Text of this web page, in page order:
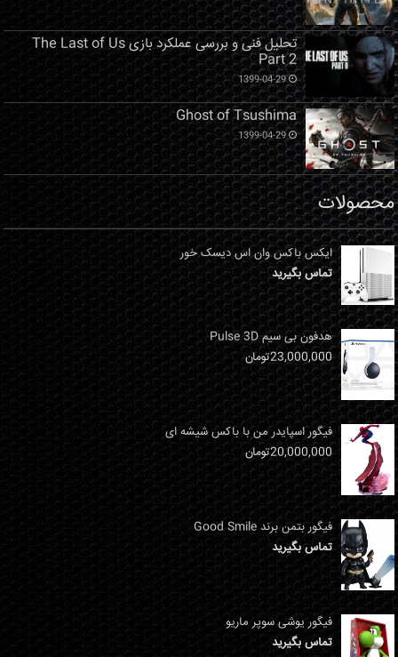
تحلیل فنی و بررسی عملکرد بازی The Last of Us
Part 2
1399-04-29
Ghost of Tsushima
1399-04-29
محصولات
ایکس باکس وان اس دیسک خور
تماس بگیرید
هدفون بی سیم Pulse 3D
23,000,000تومان
فیگور اسپایدر من با باکس شیشه ای
20,000,000تومان
فیگور بتمن برند Good Smile
تماس بگیرید
فیگور یوشی سوپر ماریو
تماس بگیرید